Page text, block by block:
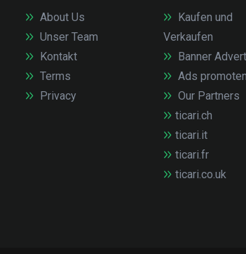
About Us
Unser Team
Kontakt
Terms
Privacy
Kaufen und
Verkaufen
Banner
Ads promoten
Our Partners
ticari.ch
ticari.it
ticari.fr
ticari.co.uk